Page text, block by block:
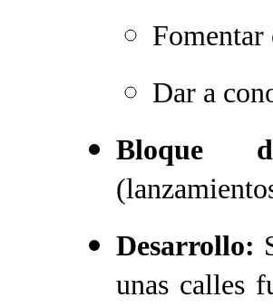
Fomentar
Dar a
Bloque
Desarrollo:
unas calles